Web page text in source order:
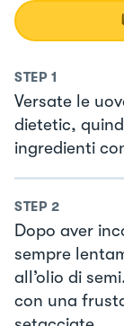
STEP 1
Versate le
dietetic,
ingredienti
STEP 2
Dopo aver
sempre
all’olio di
con una